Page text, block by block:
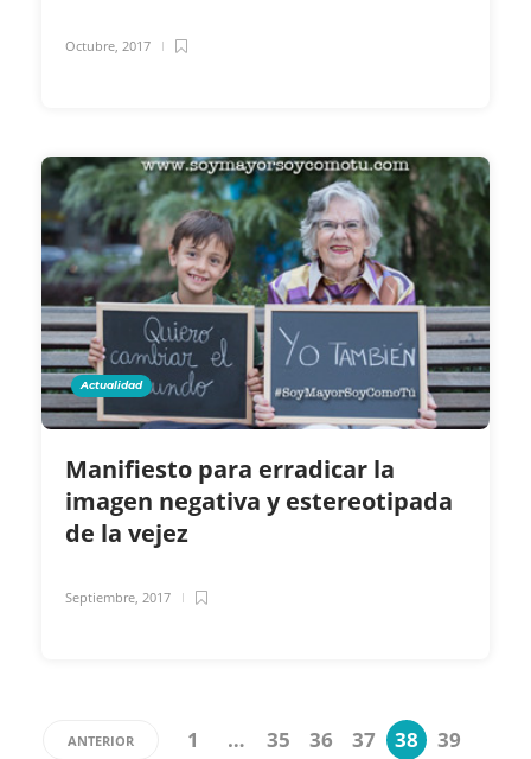
Octubre, 2017
Actualidad
Manifiesto para erradicar la
imagen negativa y estereotipada
de la vejez
Septiembre, 2017
ANTERIOR 1 … 35 36 37 38
39